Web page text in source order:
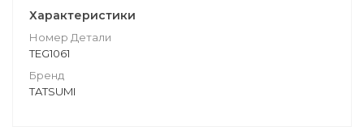
Характеристики
Номер Детали
TEG1061
Бренд
TATSUMI